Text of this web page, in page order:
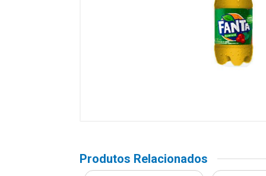
Produtos Relacionados